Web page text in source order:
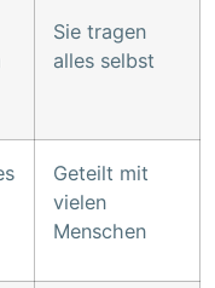
Sie tragen
alles selbst
Geteilt mit
vielen
Menschen